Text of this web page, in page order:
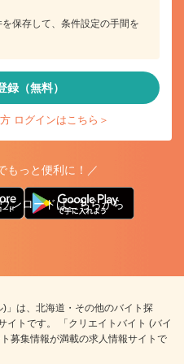
保存して、条件設定の手間を
録（無料）
ログインはこちら＞
もっと便利に！／
ンロードはこちらから
)」は、北海道・その他のバイト探
イトです。 「クリエイトバイト (バイ
募集情報が満載の求人情報サイトで